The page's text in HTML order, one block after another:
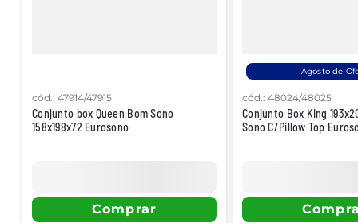
cód.: 47914/47915
Conjunto box Queen Bom Sono
158x198x72 Eurosono
Agosto de
cód.: 48024/48025
Conjunto Box King
Sono C/Pillow Top